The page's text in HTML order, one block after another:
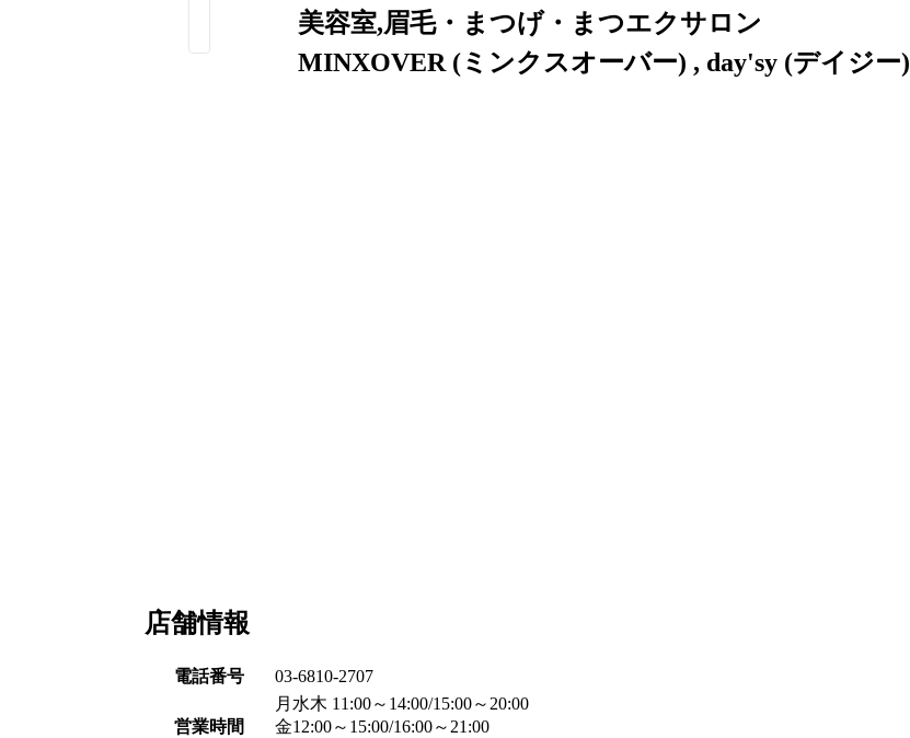
美容室,眉毛・まつげ・まつエクサロン
MINXOVER (ミンクスオーバー) , day'sy (デイジー)
店舗情報
電話番号 03-6810-2707
営業時間
月水木 11:00～14:00/15:00～20:00
金12:00～15:00/16:00～21:00